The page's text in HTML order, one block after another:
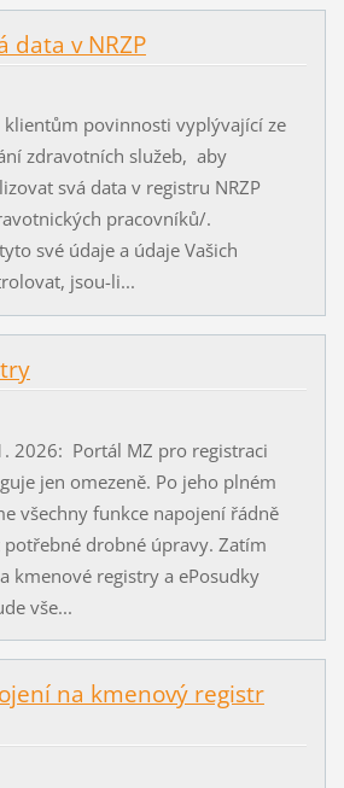
data v NRZP
povinnosti vyplývající ze
zdravotních služeb, aby
svá data v registru NRZP
pracovníků/.
své údaje a údaje Vašich
jsou-li...
2026: Portál MZ pro registraci
jen omezeně. Po jeho plném
všechny funkce napojení řádně
drobné úpravy. Zatím
kmenové registry a ePosudky
vše...
na kmenový registr